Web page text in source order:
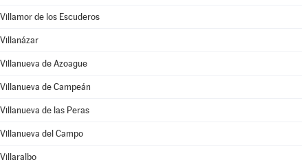
Villamor de los Escuderos
Villanázar
Villanueva de Azoague
Villanueva de Campeán
Villanueva de las Peras
Villanueva del Campo
Villaralbo